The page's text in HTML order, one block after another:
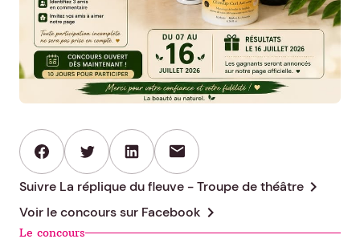
mail
Suivre La réplique du fleuve - Troupe de théâtre chevron_right
Voir le concours sur Facebook chevron_right
Le concours